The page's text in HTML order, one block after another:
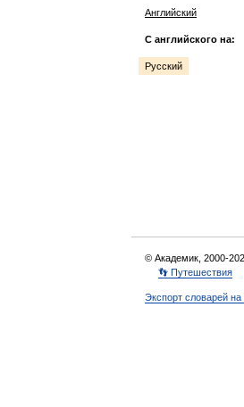
Английский
С английского на:
Русский
© Академик, 2000-
👣 Путешествия
Экспорт словарей на